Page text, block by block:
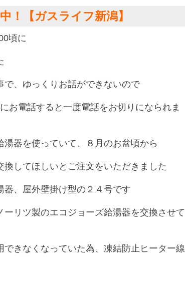
！【ガスライフ新潟】
頃に
、ゆっくりお話ができないので
お電話すると一度電話をお切りになられま
器を使っていて、８月のお盆頃から
してほしいとご注文をいただきました
、屋外壁掛け型の２４号です
リツ製のエコジョーズ給湯器を交換させて
きなくなっていた為、凍結防止ヒーター線